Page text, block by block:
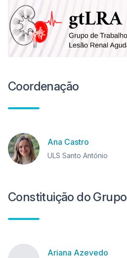
Coordenação
Ana Castro
ULS Santo António
Constituição do Grupo
Ariana Azevedo